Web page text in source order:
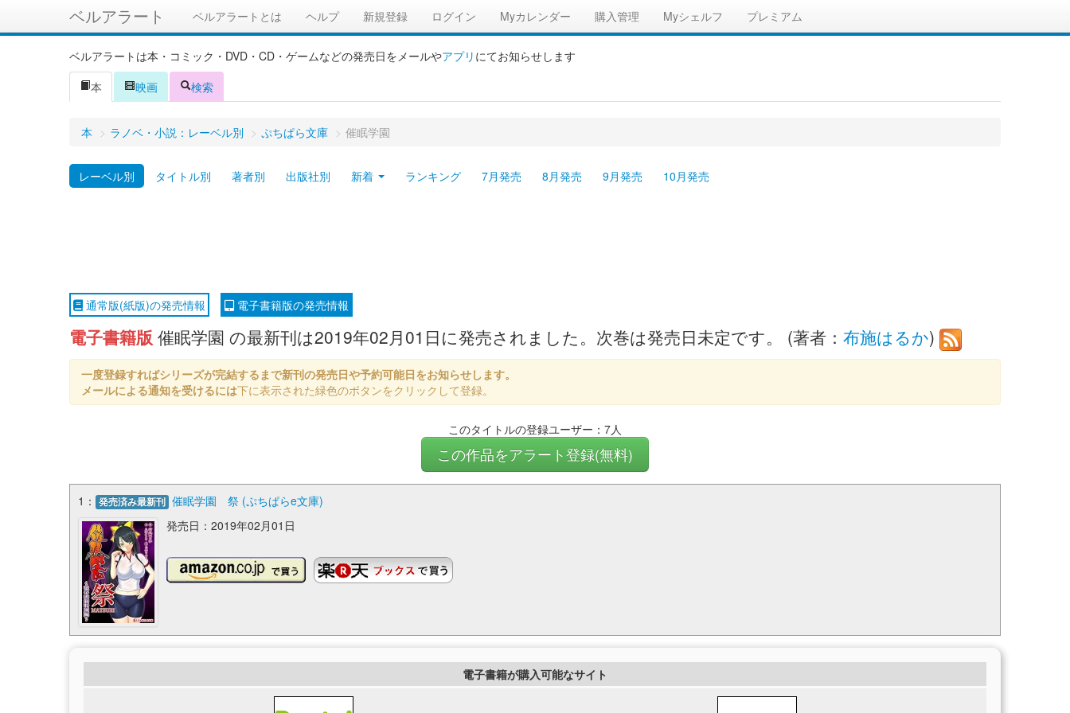
ベルアラート ベルアラートとは ヘルプ 新規登録 ログイン Myカレンダー 購入管理 Myシェルフ プレミアム
ベルアラートは本・コミック・DVD・CD・ゲームなどの発売日をメールやアプリ にてお知らせします
本
映画 検索
本 > ラノベ・小説：レーベル別 > ぷちぱら文庫 > 催眠学園
レーベル別 タイトル別 著者別 出版社別 新着 ランキング 7月発売 8月発売 9月発売 10月発売
通常版(紙版)の発売情報 電子書籍版の発売情報
電子書籍版 催眠学園 の最新刊は2019年02月01日に発売されました。次巻は発売日未定です。 (著者： 布施はるか)
一度登録すればシリーズが完結するまで新刊の発売日や予約可能日をお知らせします。
メールによる通知を受けるには下に表示された緑色のボタンをクリックして登録。
このタイトルの登録ユーザー：7人
この作品をアラート登録(無料)
1： 発売済み最新刊 催眠学園 祭 (ぷちぱらe文庫)
発売日：2019年02月01日
電子書籍が購入可能なサイト